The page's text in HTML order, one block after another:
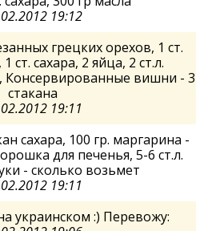
19:12
грецких орехов, 1 ст.
ст. сахара, 2 яйца, 2 ст.л.
Консервированные вишни - 3
стакана
19:11
сахара, 100 гр. маргарина -
для печенья, 5-6 ст.л.
- сколько возьмет
19:11
украинском :) Перевожу: